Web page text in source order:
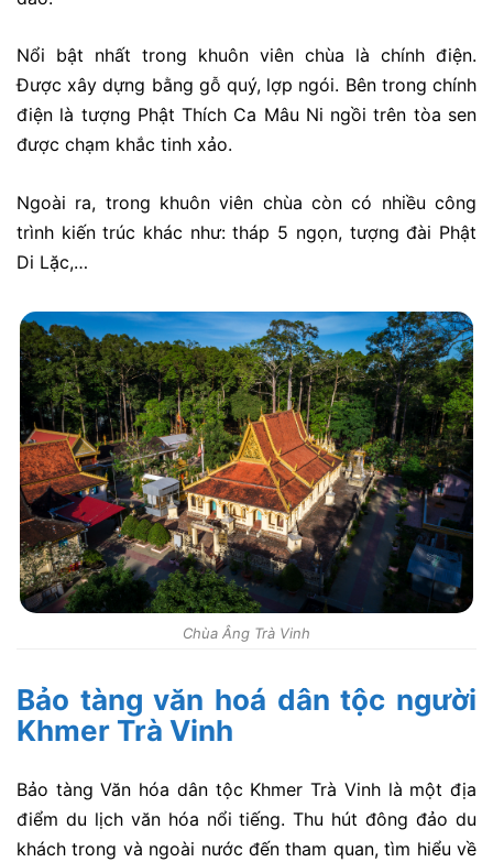
Nổi bật nhất trong khuôn viên chùa là chính điện.
Được xây dựng bằng gỗ quý, lợp ngói. Bên trong chính
điện là tượng Phật Thích Ca Mâu Ni ngồi trên tòa sen
được chạm khắc tinh xảo.
Ngoài ra, trong khuôn viên chùa còn có nhiều công
trình kiến trúc khác như: tháp 5 ngọn, tượng đài Phật
Di Lặc,…
Chùa Âng Trà Vinh
Bảo tàng văn hoá dân tộc người
Khmer Trà Vinh
Bảo tàng Văn hóa dân tộc Khmer Trà Vinh là một địa
điểm du lịch văn hóa nổi tiếng. Thu hút đông đảo du
khách trong và ngoài nước đến tham quan, tìm hiểu về